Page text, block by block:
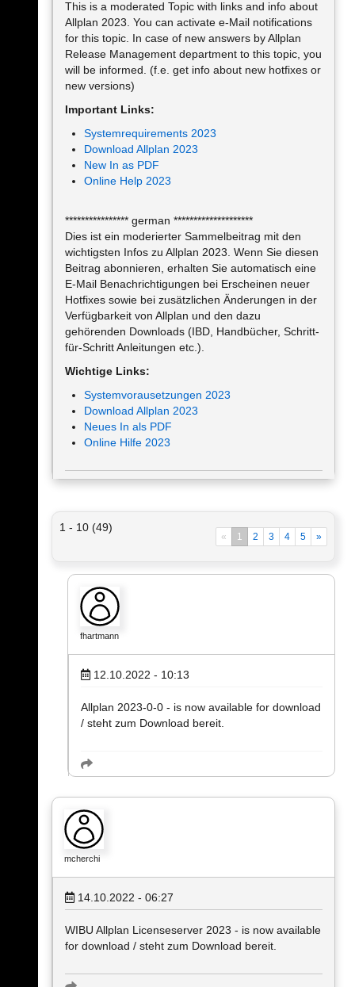
This is a moderated Topic with links and info about
Allplan 2023. You can activate e-Mail notifications
for this topic. In case of new answers by Allplan
Release Management department to this topic, you
will be informed. (f.e. get info about new hotfixes or
new versions)
Important Links:
Systemrequirements 2023
Download Allplan 2023
New In as PDF
Online Help 2023
**************** german ********************
Dies ist ein moderierter Sammelbeitrag mit den
wichtigsten Infos zu Allplan 2023. Wenn Sie diesen
Beitrag abonnieren, erhalten Sie automatisch eine
E-Mail Benachrichtigungen bei Erscheinen neuer
Hotfixes sowie bei zusätzlichen Änderungen in der
Verfügbarkeit von Allplan und den dazu
gehörenden Downloads (IBD, Handbücher, Schritt-
für-Schritt Anleitungen etc.).
Wichtige Links:
Systemvorausetzungen 2023
Download Allplan 2023
Neues In als PDF
Online Hilfe 2023
1 - 10 (49)
« 1 2 3 4 5 »
fhartmann
12.10.2022 - 10:13
Allplan 2023-0-0 - is now available for download
/ steht zum Download bereit.
mcherchi
14.10.2022 - 06:27
WIBU Allplan Licenseserver 2023 - is now available
for download / steht zum Download bereit.